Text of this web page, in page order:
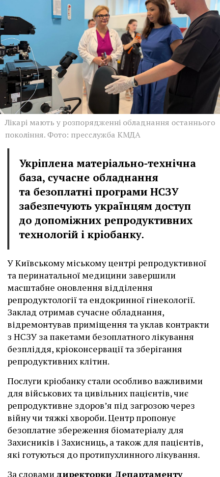
Лікарі мають у розпорядженні обладнання останнього
покоління. Фото: пресслужба КМДА
Укріплена матеріально-технічна
база, сучасне обладнання
та безоплатні програми НСЗУ
забезпечують українцям доступ
до допоміжних репродуктивних
технологій і кріобанку.
У Київському міському центрі репродуктивної
та перинатальної медицини завершили
масштабне оновлення відділення
репродуктології та ендокринної гінекології.
Заклад отримав сучасне обладнання,
відремонтував приміщення та уклав контракти
з НСЗУ за пакетами безоплатного лікування
безпліддя, кріоконсервації та зберігання
репродуктивних клітин.
Послуги кріобанку стали особливо важливими
для військових та цивільних пацієнтів, чиє
репродуктивне здоров’я під загрозою через
війну чи тяжкі хвороби. Центр пропонує
безоплатне збереження біоматеріалу для
Захисників і Захисниць, а також для пацієнтів,
які готуються до протипухлинного лікування.
За словамидиректорки Департаменту